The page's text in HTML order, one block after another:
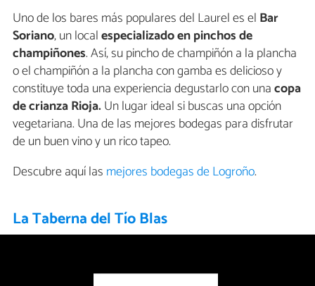
Uno de los bares más populares del Laurel es el Bar
Soriano, un localespecializado en pinchos de
champiñones. Así, su pincho de champiñón a la plancha
o el champiñón a la plancha con gamba es delicioso y
constituye toda una experiencia degustarlo con unacopa
de crianza Rioja.Un lugar ideal si buscas una opción
vegetariana. Una de las mejores bodegas para disfrutar
de un buen vino y un rico tapeo.
Descubre aquí las mejores bodegas de Logroño.
La Taberna del Tío Blas